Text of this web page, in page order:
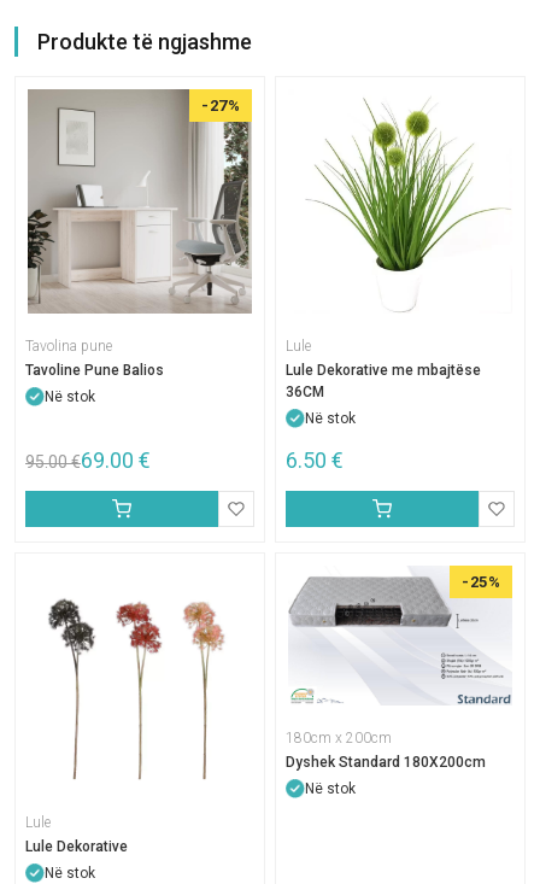
Produkte të ngjashme
-27%
Tavolina pune
Tavoline Pune Balios
Në stok
95.00€69.00 €
Lule
Lule Dekorative me mbajtëse
36CM
Në stok
6.50 €
Lule
Lule Dekorative
Në stok
-25%
180cm x 200cm
Dyshek Standard 180X200cm
Në stok